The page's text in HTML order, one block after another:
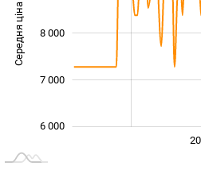
Середня ціна 10 000
6 000
7 000
8 000